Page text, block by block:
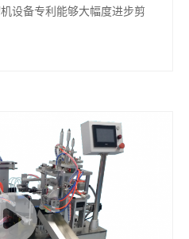
设备专利能够大幅度进步剪